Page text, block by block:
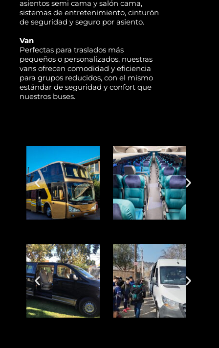
asientos semi cama y salón cama,
sistemas de entretenimiento, cinturón
de seguridad y seguro por asiento.
Van
Perfectas para traslados más
pequeños o personalizados, nuestras
vans ofrecen comodidad y eficiencia
para grupos reducidos, con el mismo
estándar de seguridad y confort que
nuestros buses.